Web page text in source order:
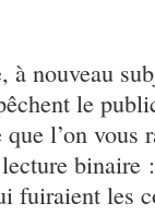
à nouveau
le
l’on vous
binaire
fuiraient les